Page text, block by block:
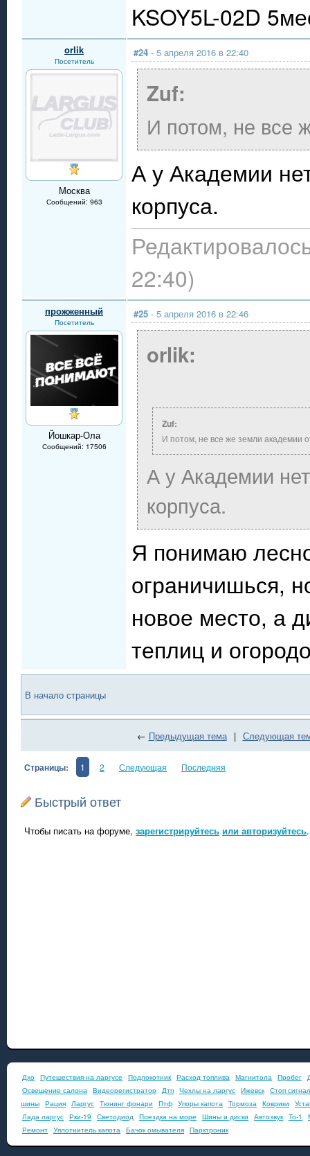
KSOY5L-02D
orlik
Посетитель
Москва
Сообщений: 963
#24 - 5 апреля 2016 в 22:40
Zuf:
И потом, не все
А у Академии
корпуса.
22:40)
прожженный
Посетитель
Йошкар-Ола
Сообщений: 17506
#25 - 5 апреля 2016 в 22:46
orlik:
Zuf:
И потом, не все же земли академии
А у Академии
корпуса.
Я понимаю
ограничишься,
новое место, а
теплиц и
В начало страницы
← Предыдущая тема | Следующая
Страницы: 1 2 Следующая Последняя
Быстрый ответ
Чтобы писать на форуме, зарегистрируйтесь или авторизуйтесь.
Дхо Путешествия на ларгусе Подлокотник Расход топлива Магнитола Пробег
Освещение салона Видеорегистратор Дтп Чехлы на ларгус Ижевск Стоп сигнал
шины Рация Ларгус Тюнинг фонари Птф Упоры капота Тормоза Коврики
Лада ларгус Рки-19 Светодиод Поездка на море Шины и диски Автозвук То-1
Ремонт Уплотнитель капота Бачок омывателя Парктроник